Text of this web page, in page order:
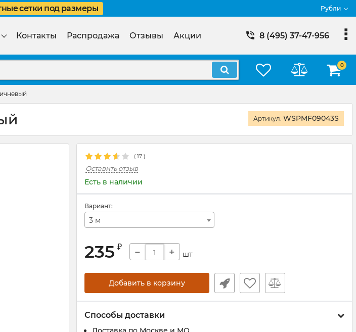
сетки под размеры Рубли
Контакты Распродажа Отзывы Акции 8 (495) 37-47-956
0
Артикул: WSPMF09043S
( 17 )
Оставить отзыв
Есть в наличии
Вариант:
3 м
235 ₽ − + шт
Добавить в корзину
Способы доставки